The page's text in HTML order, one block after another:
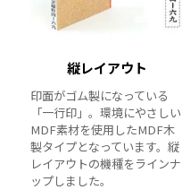
縦レイアウト
印面がゴム製になっている
「一行印」。環境にやさしい
MDF素材を使用したMDF木
製タイプとなっています。縦
レイアウトの機種をラインナ
ップしました。